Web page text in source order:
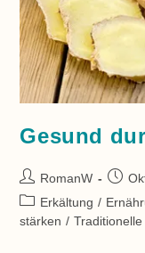
Gesund
Beitrags-
Autor:
RomanW
Beitrags-
Kategorie:
Erkältung /
stärken /